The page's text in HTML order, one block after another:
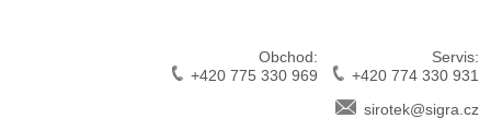
Obchod:
+420 775 330 969
Servis:
+420 774 330 931
sirotek@sigra.cz